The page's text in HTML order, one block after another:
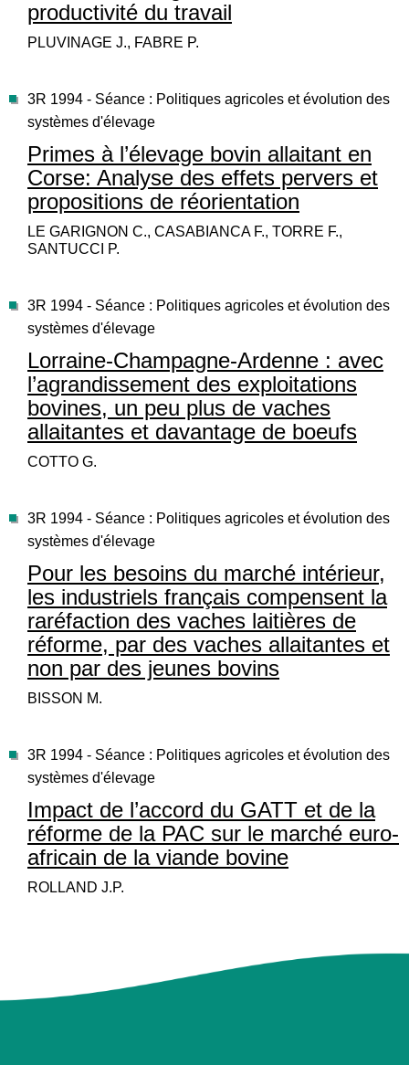
productivité du travail
PLUVINAGE J., FABRE P.
3R 1994 - Séance : Politiques agricoles et évolution des
systèmes d'élevage
Primes à l’élevage bovin allaitant en
Corse: Analyse des effets pervers et
propositions de réorientation
LE GARIGNON C., CASABIANCA F., TORRE F.,
SANTUCCI P.
3R 1994 - Séance : Politiques agricoles et évolution des
systèmes d'élevage
Lorraine-Champagne-Ardenne : avec
l’agrandissement des exploitations
bovines, un peu plus de vaches
allaitantes et davantage de boeufs
COTTO G.
3R 1994 - Séance : Politiques agricoles et évolution des
systèmes d'élevage
Pour les besoins du marché intérieur,
les industriels français compensent la
raréfaction des vaches laitières de
réforme, par des vaches allaitantes et
non par des jeunes bovins
BISSON M.
3R 1994 - Séance : Politiques agricoles et évolution des
systèmes d'élevage
Impact de l’accord du GATT et de la
réforme de la PAC sur le marché euro-
africain de la viande bovine
ROLLAND J.P.